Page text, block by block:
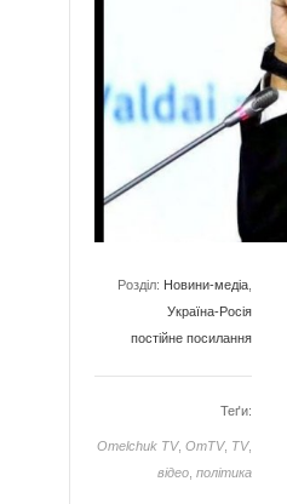
Розділ: Новини-медіа
Україна-Росія
постійне посилання
Теґи:
Omelchuk TV, OmTV, TV,
відео політика